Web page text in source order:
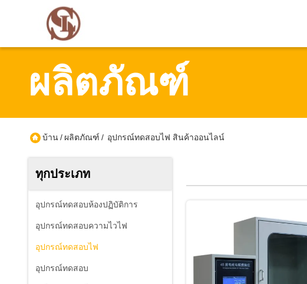
ผลิตภัณฑ์
บ้าน/ ผลิตภัณฑ์ / อุปกรณ์ทดสอบไฟ สินค้าออนไลน์
ทุกประเภท
อุปกรณ์ทดสอบห้องปฏิบัติการ
อุปกรณ์ทดสอบความไวไฟ
อุปกรณ์ทดสอบไฟ
อุปกรณ์ทดสอบ